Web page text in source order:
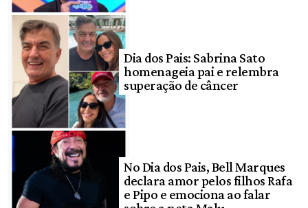
Dia dos Pais: Sabrina Sato
homenageia pai e relembra
superação de câncer
No Dia dos Pais, Bell Marques
declara amor pelos filhos Rafa
e Pipo e emociona ao falar